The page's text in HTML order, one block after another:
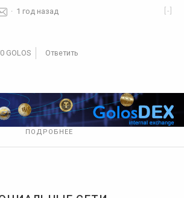
[-]
· 1 год назад
GOLOS Ответить
ПОДРОБНЕЕ